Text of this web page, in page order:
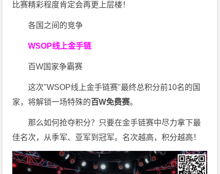
比赛精彩程度肯定会再更上层楼！
各国之间的竞争
WSOP线上金手链
百W国家争霸赛
这次"WSOP线上金手链赛"最终总积分前10名的国
家，将解锁一场特殊的百W免费赛。
那么如何抢夺积分？只要在金手链赛中尽力拿下最
佳名次，从季军、亚军到冠军。名次越高，积分越高！